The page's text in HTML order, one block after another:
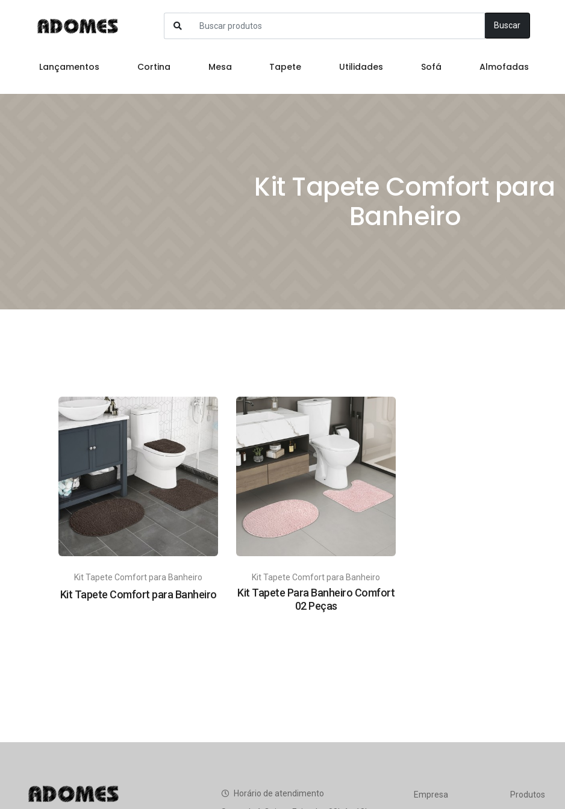
Buscar
Lançamentos Cortina Mesa Tapete Utilidades Sofá Almofadas
Kit Tapete Comfort para
Banheiro
Kit Tapete Comfort para Banheiro
Kit Tapete Comfort para Banheiro
Kit Tapete Comfort para Banheiro
Kit Tapete Para Banheiro Comfort
02 Peças
Horário de atendimento
Empresa Produtos